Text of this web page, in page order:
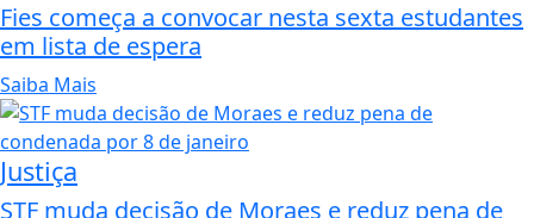
Fies começa a convocar nesta sexta estudantes
em lista de espera
Saiba Mais
Justiça
STF muda decisão de Moraes e reduz pena de